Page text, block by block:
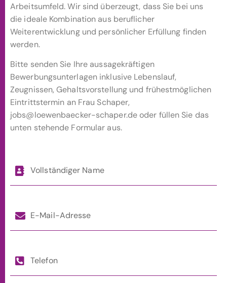
Arbeitsumfeld. Wir sind überzeugt, dass Sie bei uns
die ideale Kombination aus beruflicher
Weiterentwicklung und persönlicher Erfüllung finden
werden.
Bitte senden Sie Ihre aussagekräftigen
Bewerbungsunterlagen inklusive Lebenslauf,
Zeugnissen, Gehaltsvorstellung und frühestmöglichen
Eintrittstermin an Frau Schaper,
jobs@loewenbaecker-schaper.de oder füllen Sie das
unten stehende Formular aus.